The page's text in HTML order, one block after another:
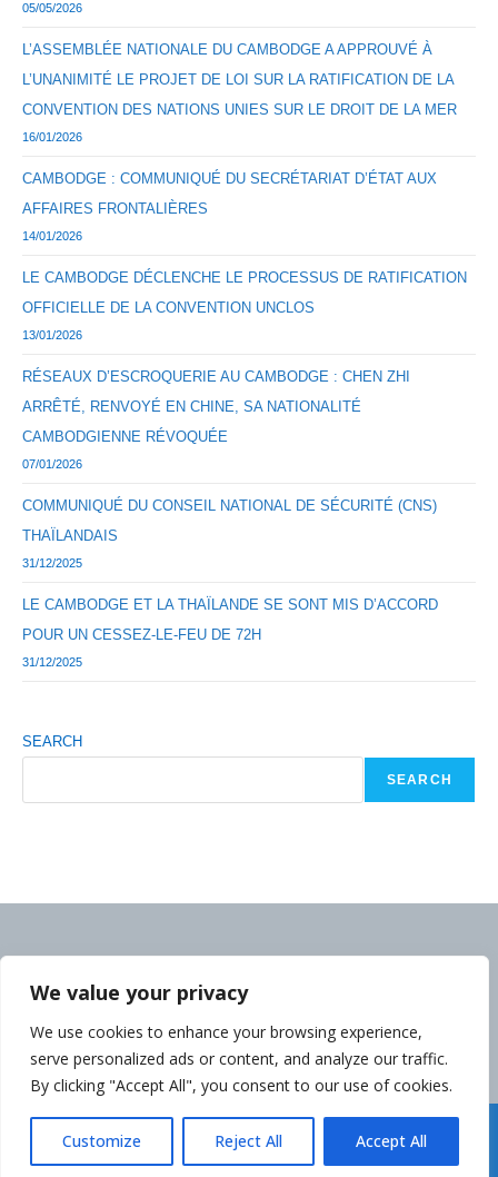
We value your privacy
We use cookies to enhance your browsing experience,
serve personalized ads or content, and analyze our traffic.
By clicking "Accept All", you consent to our use of cookies.
Customize Reject All Accept All
05/05/2026
L’ASSEMBLÉE NATIONALE DU CAMBODGE A APPROUVÉ À
L’UNANIMITÉ LE PROJET DE LOI SUR LA RATIFICATION DE LA
CONVENTION DES NATIONS UNIES SUR LE DROIT DE LA MER
16/01/2026
CAMBODGE : COMMUNIQUÉ DU SECRÉTARIAT D’ÉTAT AUX
AFFAIRES FRONTALIÈRES
14/01/2026
LE CAMBODGE DÉCLENCHE LE PROCESSUS DE RATIFICATION
OFFICIELLE DE LA CONVENTION UNCLOS
13/01/2026
RÉSEAUX D’ESCROQUERIE AU CAMBODGE : CHEN ZHI
ARRÊTÉ, RENVOYÉ EN CHINE, SA NATIONALITÉ
CAMBODGIENNE RÉVOQUÉE
07/01/2026
COMMUNIQUÉ DU CONSEIL NATIONAL DE SÉCURITÉ (CNS)
THAÏLANDAIS
31/12/2025
LE CAMBODGE ET LA THAÏLANDE SE SONT MIS D’ACCORD
POUR UN CESSEZ-LE-FEU DE 72H
31/12/2025
SEARCH
SEARCH
Copyright cambodgeinfo.com 2014-2026